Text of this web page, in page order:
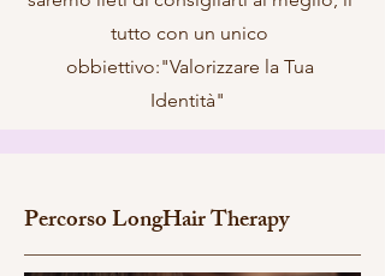
tutto con un unico
obbiettivo:"Valorizzare la Tua
Identità"
Percorso LongHair Therapy